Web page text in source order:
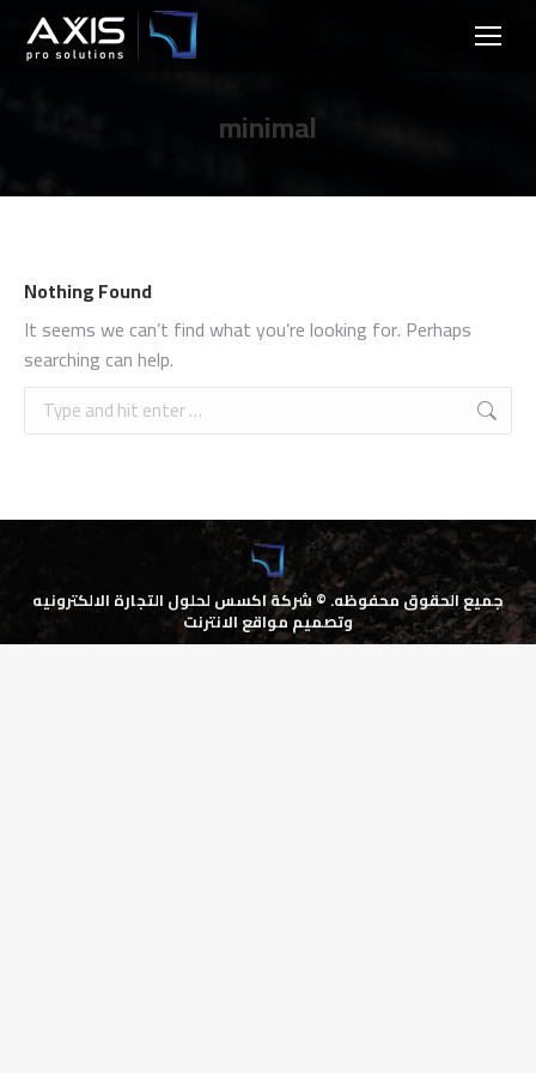
minimal
Nothing Found
It seems we can’t find what you’re looking for. Perhaps
searching can help.
Search:
جميع الحقوق محفوظه. ©شركة اكسس لحلول التجارة الالكترونيه
وتصميم مواقع الانترنت